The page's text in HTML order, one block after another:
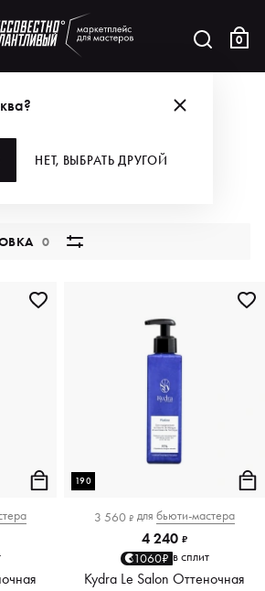
0
НЕТ, ВЫБРАТЬ ДРУГОЙ
КАТЕГОРИИ
0
190
3 560 ₽ для бьюти-мастера
4 240 ₽
1060₽ в сплит
Kydra Le Salon Оттеночная